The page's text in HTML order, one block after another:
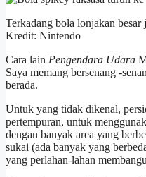
Terkadang bola lonjakan besar
Kredit: Nintendo
Cara lain Pengendara Udara
Saya memang bersenang -
berada.
Untuk yang tidak dikenal,
pertempuran, untuk
dengan banyak area yang
sukai (ada banyak yang
yang perlahan-lahan